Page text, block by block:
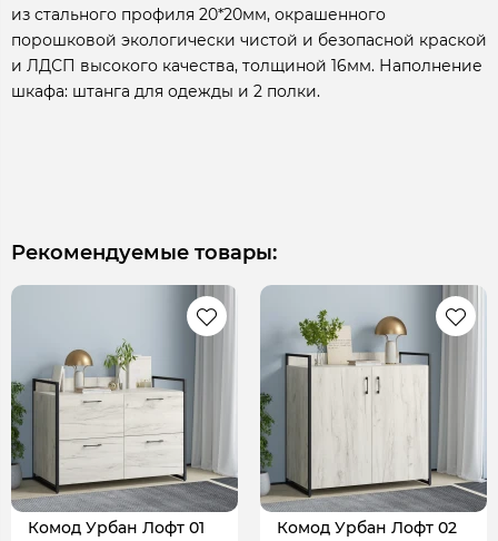
из стального профиля 20*20мм, окрашенного
порошковой экологически чистой и безопасной краской
и ЛДСП высокого качества, толщиной 16мм. Наполнение
шкафа: штанга для одежды и 2 полки.
Рекомендуемые товары:
Комод Урбан Лофт 01
Комод Урбан Лофт 02